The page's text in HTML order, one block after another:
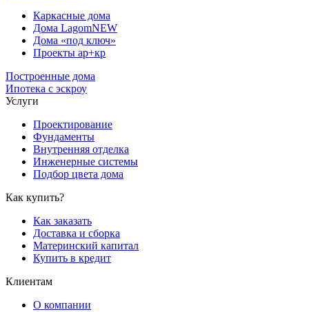
Каркасные дома
Дома LagomNEW
Дома «под ключ»
Проекты ар+кр
Построенные дома
Ипотека с эскроу
Услуги
Проектирование
Фундаменты
Внутренняя отделка
Инженерные системы
Подбор цвета дома
Как купить?
Как заказать
Доставка и сборка
Материнский капитал
Купить в кредит
Клиентам
О компании